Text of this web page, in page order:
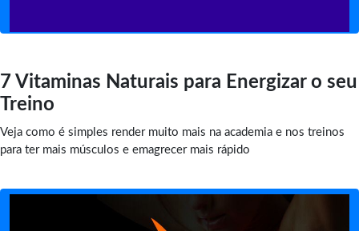
7 Vitaminas Naturais para Energizar o seu
Treino
Veja como é simples render muito mais na academia e nos treinos
para ter mais músculos e emagrecer mais rápido